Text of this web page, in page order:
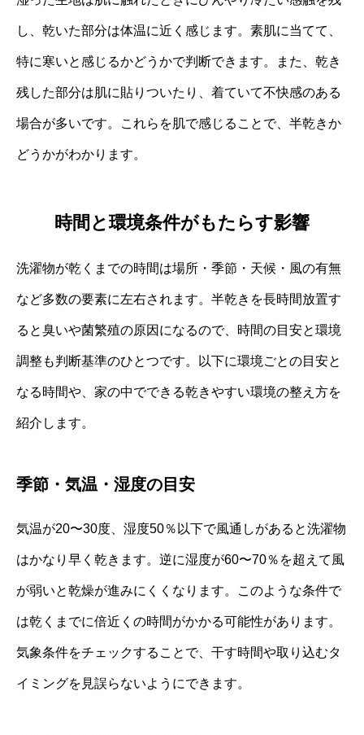
し、乾いた部分は体温に近く感じます。素肌に当てて、
特に寒いと感じるかどうかで判断できます。また、乾き
残した部分は肌に貼りついたり、着ていて不快感のある
場合が多いです。これらを肌で感じることで、半乾きか
どうかがわかります。
時間と環境条件がもたらす影響
洗濯物が乾くまでの時間は場所・季節・天候・風の有無
など多数の要素に左右されます。半乾きを長時間放置す
ると臭いや菌繁殖の原因になるので、時間の目安と環境
調整も判断基準のひとつです。以下に環境ごとの目安と
なる時間や、家の中でできる乾きやすい環境の整え方を
紹介します。
季節・気温・湿度の目安
気温が20〜30度、湿度50％以下で風通しがあると洗濯物
はかなり早く乾きます。逆に湿度が60〜70％を超えて風
が弱いと乾燥が進みにくくなります。このような条件で
は乾くまでに倍近くの時間がかかる可能性があります。
気象条件をチェックすることで、干す時間や取り込むタ
イミングを見誤らないようにできます。